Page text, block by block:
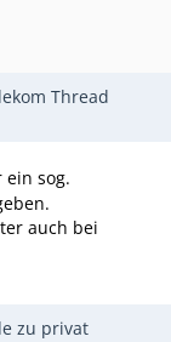
Thread
ein sog.
auch bei
zu privat